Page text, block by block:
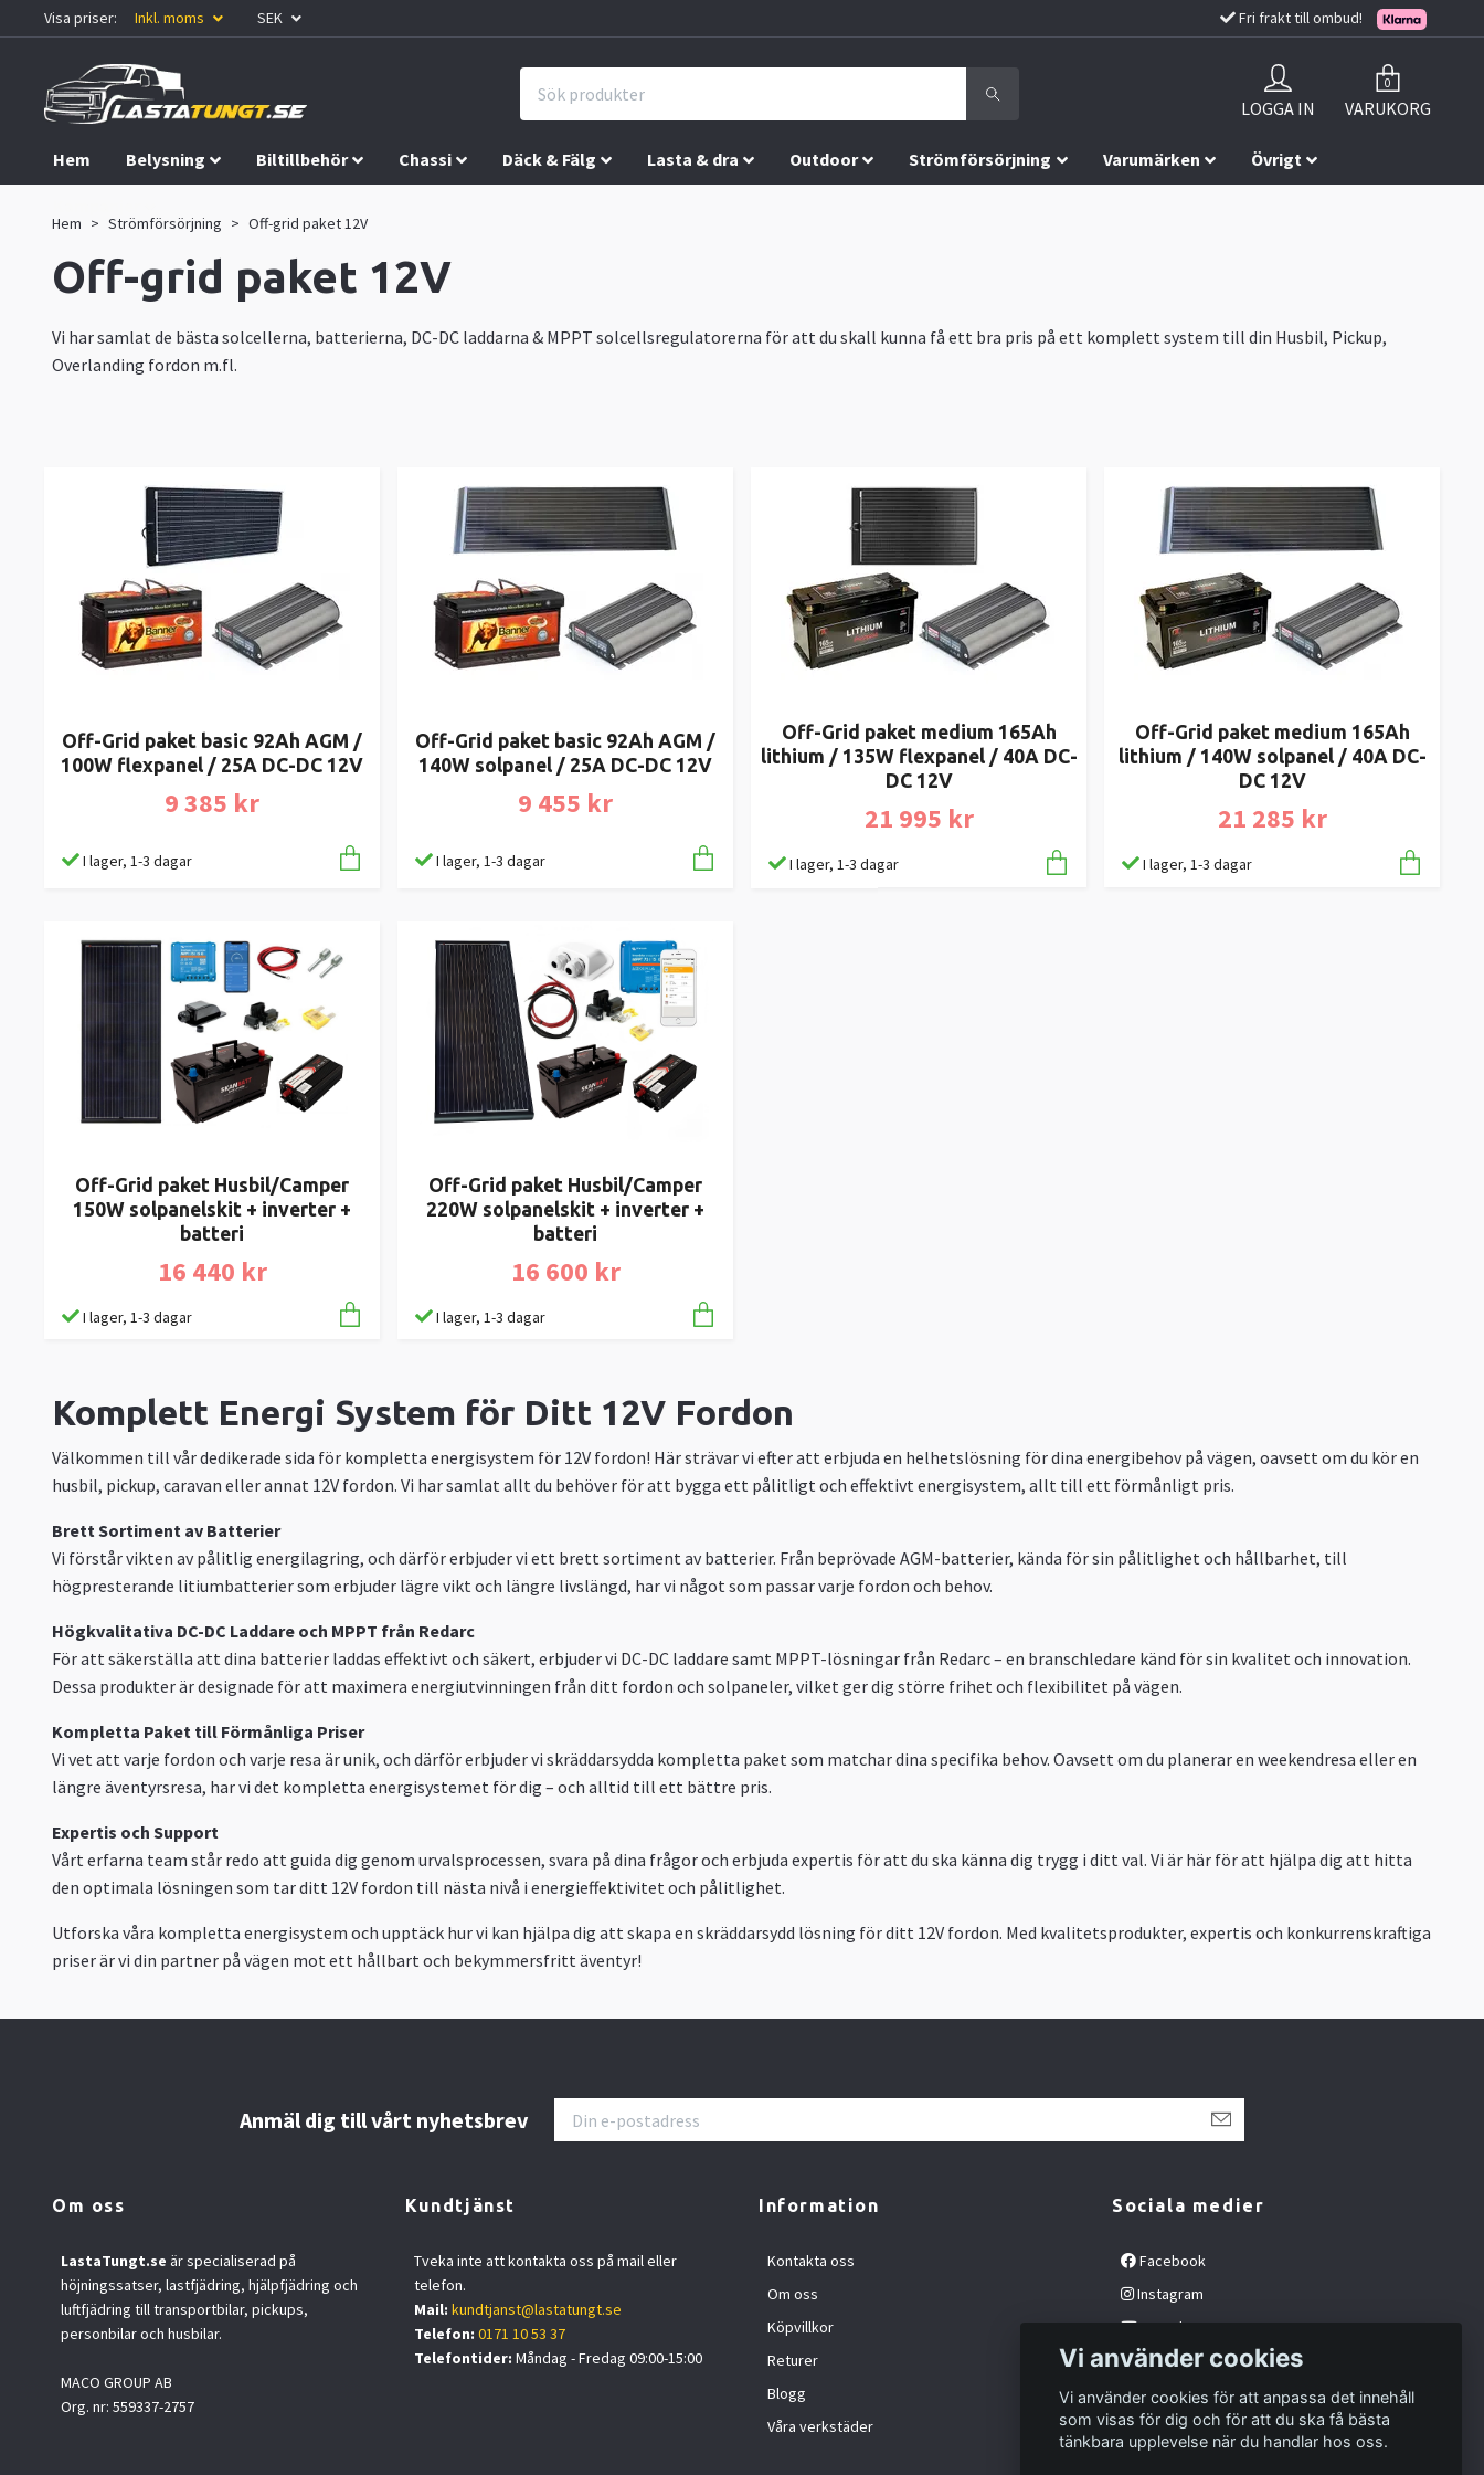
Visa priser: Inkl. moms SEK Fri frakt till ombud!
LOGGA IN
0
VARUKORG
Hem Belysning Biltillbehör Chassi Däck & Fälg Lasta & dra Outdoor Strömförsörjning Varumärken Övrigt
Hem Strömförsörjning Off-grid paket 12V
Off-grid paket 12V
Vi har samlat de bästa solcellerna, batterierna, DC-DC laddarna & MPPT solcellsregulatorerna för att du skall kunna få ett bra pris på ett komplett system till din Husbil, Pickup,
Overlanding fordon m.fl.
Off-Grid paket basic 92Ah AGM /
100W flexpanel / 25A DC-DC 12V
9 385 kr
I lager, 1-3 dagar
Off-Grid paket basic 92Ah AGM /
140W solpanel / 25A DC-DC 12V
9 455 kr
I lager, 1-3 dagar
Off-Grid paket medium 165Ah
lithium / 135W flexpanel / 40A DC-
DC 12V
21 995 kr
I lager, 1-3 dagar
Off-Grid paket medium 165Ah
lithium / 140W solpanel / 40A DC-
DC 12V
21 285 kr
I lager, 1-3 dagar
Off-Grid paket Husbil/Camper
150W solpanelskit + inverter +
batteri
16 440 kr
I lager, 1-3 dagar
Off-Grid paket Husbil/Camper
220W solpanelskit + inverter +
batteri
16 600 kr
I lager, 1-3 dagar
Komplett Energi System för Ditt 12V Fordon
Välkommen till vår dedikerade sida för kompletta energisystem för 12V fordon! Här strävar vi efter att erbjuda en helhetslösning för dina energibehov på vägen, oavsett om du kör en
husbil, pickup, caravan eller annat 12V fordon. Vi har samlat allt du behöver för att bygga ett pålitligt och effektivt energisystem, allt till ett förmånligt pris.
Brett Sortiment av Batterier
Vi förstår vikten av pålitlig energilagring, och därför erbjuder vi ett brett sortiment av batterier. Från beprövade AGM-batterier, kända för sin pålitlighet och hållbarhet, till
högpresterande litiumbatterier som erbjuder lägre vikt och längre livslängd, har vi något som passar varje fordon och behov.
Högkvalitativa DC-DC Laddare och MPPT från Redarc
För att säkerställa att dina batterier laddas effektivt och säkert, erbjuder vi DC-DC laddare samt MPPT-lösningar från Redarc – en branschledare känd för sin kvalitet och innovation.
Dessa produkter är designade för att maximera energiutvinningen från ditt fordon och solpaneler, vilket ger dig större frihet och flexibilitet på vägen.
Kompletta Paket till Förmånliga Priser
Vi vet att varje fordon och varje resa är unik, och därför erbjuder vi skräddarsydda kompletta paket som matchar dina specifika behov. Oavsett om du planerar en weekendresa eller en
längre äventyrsresa, har vi det kompletta energisystemet för dig – och alltid till ett bättre pris.
Expertis och Support
Vårt erfarna team står redo att guida dig genom urvalsprocessen, svara på dina frågor och erbjuda expertis för att du ska känna dig trygg i ditt val. Vi är här för att hjälpa dig att hitta
den optimala lösningen som tar ditt 12V fordon till nästa nivå i energieffektivitet och pålitlighet.
Utforska våra kompletta energisystem och upptäck hur vi kan hjälpa dig att skapa en skräddarsydd lösning för ditt 12V fordon. Med kvalitetsprodukter, expertis och konkurrenskraftiga
priser är vi din partner på vägen mot ett hållbart och bekymmersfritt äventyr!
Anmäl dig till vårt nyhetsbrev
Om oss
LastaTungt.se är specialiserad på
höjningssatser, lastfjädring, hjälpfjädring och
luftfjädring till transportbilar, pickups,
personbilar och husbilar.
MACO GROUP AB
Org. nr: 559337-2757
Kundtjänst
Tveka inte att kontakta oss på mail eller
telefon.
Mail: kundtjanst@lastatungt.se
Telefon: 0171 10 53 37
Telefontider: Måndag - Fredag 09:00-15:00
Information
Kontakta oss
Om oss
Köpvillkor
Returer
Blogg
Våra verkstäder
Sociala medier
Facebook
Instagram
YouTube
Vi använder cookies
Vi använder cookies för att anpassa det innehåll
som visas för dig och för att du ska få bästa
tänkbara upplevelse när du handlar hos oss.